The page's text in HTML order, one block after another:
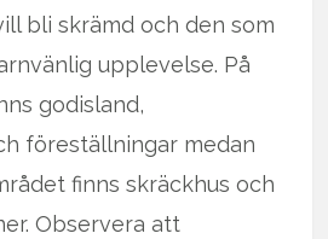
bli skrämd och den som
upplevelse. På
godisland,
föreställningar medan
finns skräckhus och
Observera att